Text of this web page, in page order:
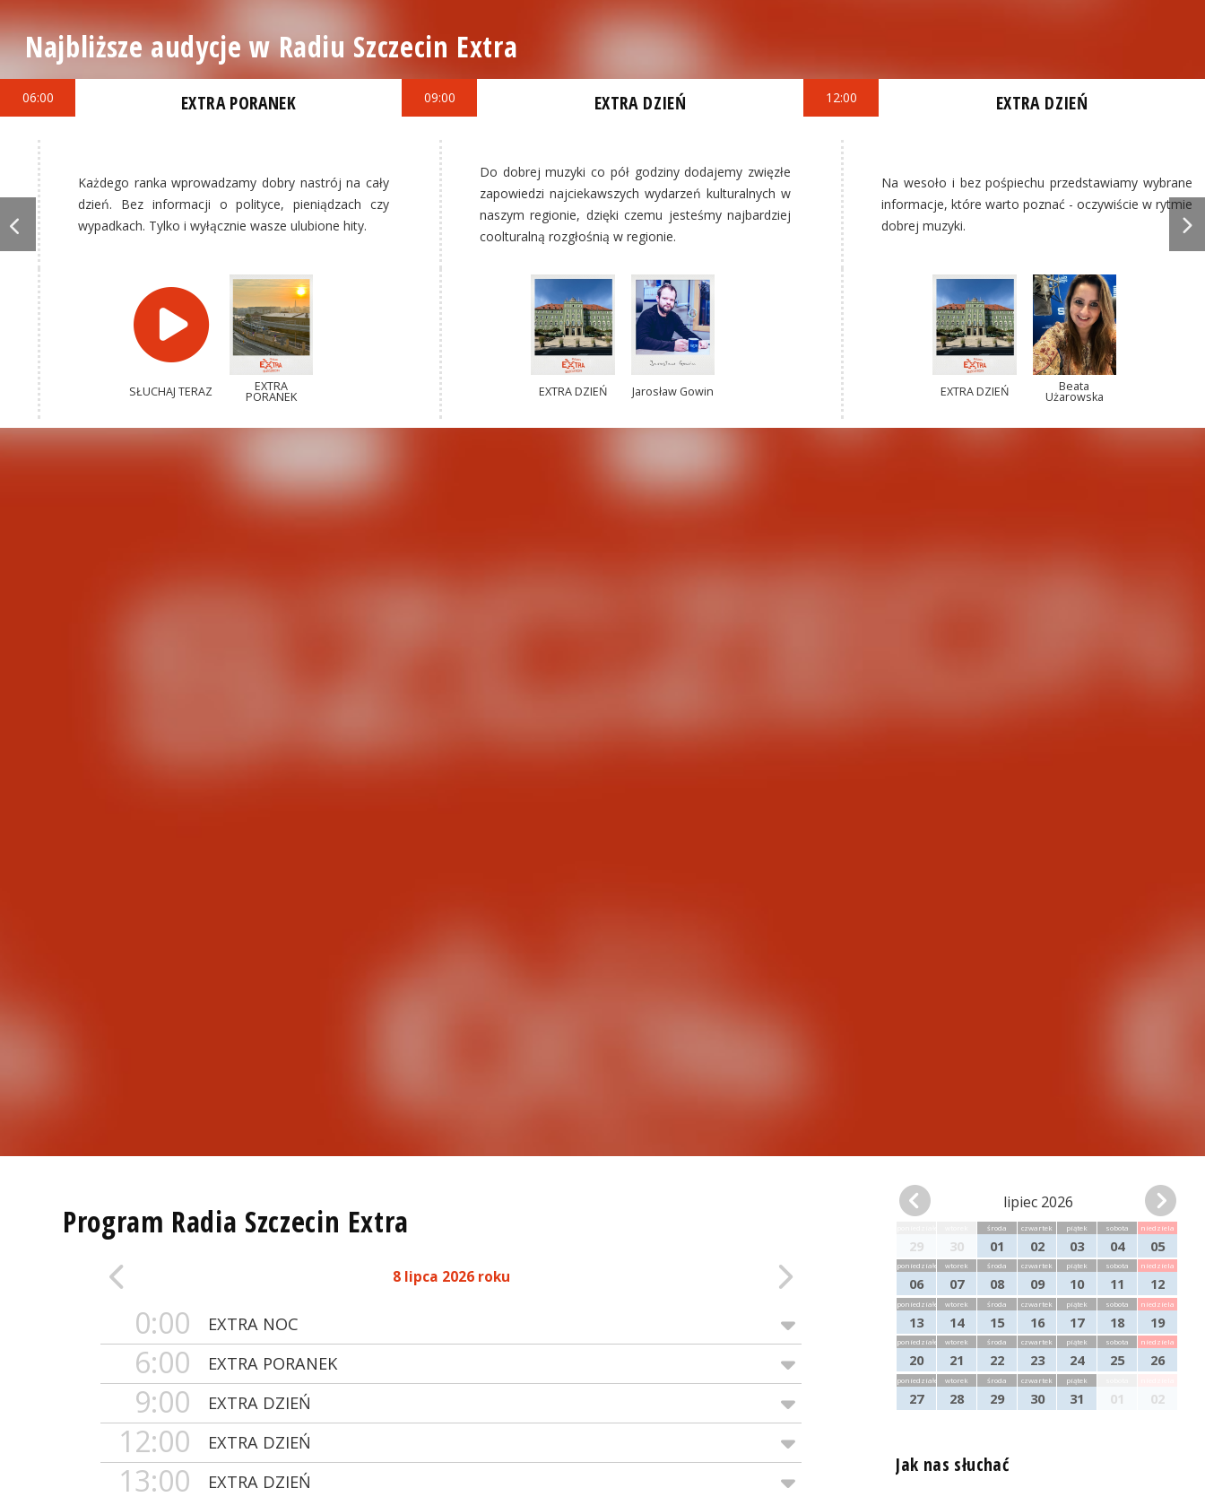
Najbliższe audycje w Radiu Szczecin Extra
06:00 EXTRA PORANEK
Każdego ranka wprowadzamy dobry nastrój na cały
dzień. Bez informacji o polityce, pieniądzach czy
wypadkach. Tylko i wyłącznie wasze ulubione hity.
SŁUCHAJ TERAZ EXTRA
PORANEK
09:00 EXTRA DZIEŃ
Do dobrej muzyki co pół godziny dodajemy zwięzłe
zapowiedzi najciekawszych wydarzeń kulturalnych w
naszym regionie, dzięki czemu jesteśmy najbardziej
coolturalną rozgłośnią w regionie.
EXTRA DZIEŃ Jarosław Gowin
12:00 EXTRA DZIEŃ
Na wesoło i bez pośpiechu przedstawiamy wybrane
informacje, które warto poznać - oczywiście w rytmie
dobrej muzyki.
EXTRA DZIEŃ Beata
Użarowska
Program Radia Szczecin Extra
8 lipca 2026 roku
0:00 EXTRA NOC
6:00 EXTRA PORANEK
9:00 EXTRA DZIEŃ
12:00 EXTRA DZIEŃ
13:00 EXTRA DZIEŃ
lipiec 2026
29 30
środa
01
czwartek
02
piątek
03
sobota
04
niedziela
05
poniedziałek
06
wtorek
07
środa
08
czwartek
09
piątek
10
sobota
11
niedziela
12
poniedziałek
13
wtorek
14
środa
15
czwartek
16
piątek
17
sobota
18
niedziela
19
poniedziałek
20
wtorek
21
środa
22
czwartek
23
piątek
24
sobota
25
niedziela
26
poniedziałek
27
wtorek
28
środa
29
czwartek
30
piątek
31 01 02
Jak nas słuchać